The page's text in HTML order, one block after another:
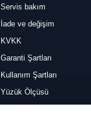
Servis bakım
İade ve değişim
KVKK
Garanti Şartları
Kullanım Şartları
Yüzük Ölçüsü